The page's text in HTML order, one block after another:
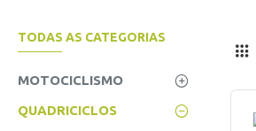
TODAS AS CATEGORIAS
MOTOCICLISMO
QUADRICICLOS